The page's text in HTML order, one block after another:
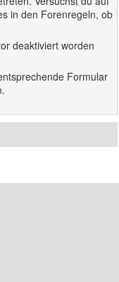
in den Forenregeln, ob
deaktiviert worden
Formular